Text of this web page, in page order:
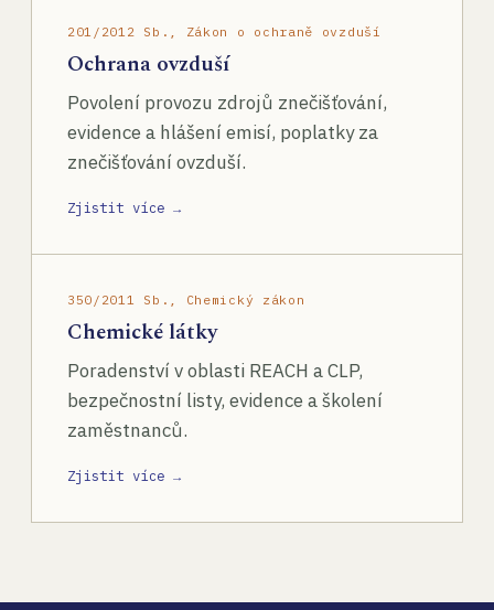
201/2012 Sb., Zákon o ochraně ovzduší
Ochrana ovzduší
Povolení provozu zdrojů znečišťování,
evidence a hlášení emisí, poplatky za
znečišťování ovzduší.
Zjistit více →
350/2011 Sb., Chemický zákon
Chemické látky
Poradenství v oblasti REACH a CLP,
bezpečnostní listy, evidence a školení
zaměstnanců.
Zjistit více →